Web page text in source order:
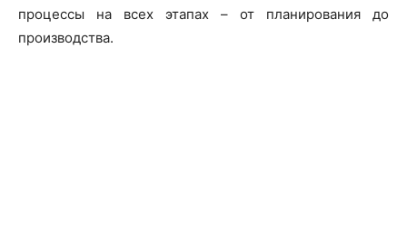
процессы на всех этапах – от планирования до
производства.